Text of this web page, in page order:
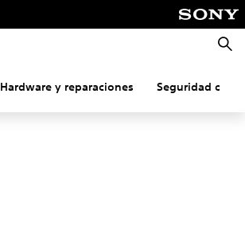
Hardware y reparaciones Seguridad